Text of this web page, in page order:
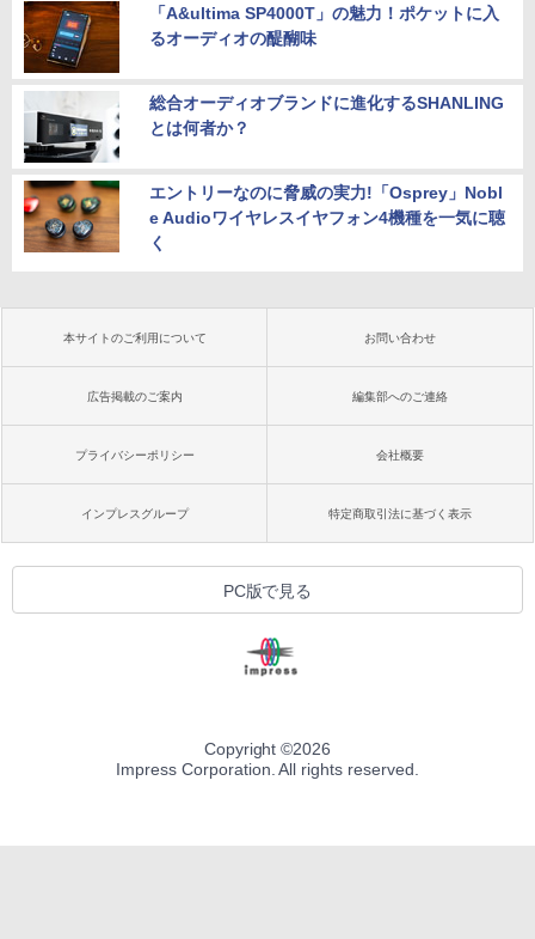
「A&ultima SP4000T」の魅力！ポケットに入
るオーディオの醍醐味
総合オーディオブランドに進化するSHANLING
とは何者か？
エントリーなのに脅威の実力!「Osprey」Nobl
e Audioワイヤレスイヤフォン4機種を一気に聴
く
本サイトのご利用について お問い合わせ
広告掲載のご案内 編集部へのご連絡
プライバシーポリシー 会社概要
インプレスグループ 特定商取引法に基づく表示
PC版で見る
Copyright ©2026
Impress Corporation. All rights reserved.